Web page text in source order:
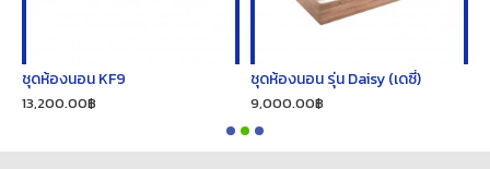
ชุดห้องนอน KF9
13,200.00฿
ชุดห้องนอน รุ่น Daisy (เดซี่)
9,000.00฿